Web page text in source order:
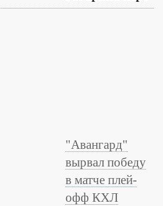
"Авангард"
вырвал победу
в матче плей-
офф КХЛ